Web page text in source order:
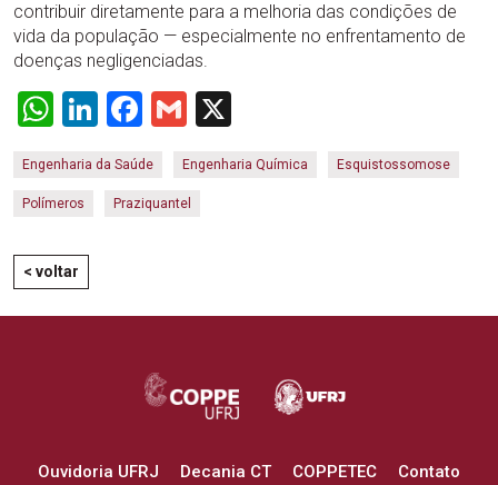
contribuir diretamente para a melhoria das condições de
vida da população — especialmente no enfrentamento de
doenças negligenciadas.
WhatsApp
LinkedIn
Facebook
Gmail
Engenharia da Saúde Engenharia Química Esquistossomose
Polímeros Praziquantel
< voltar
Ouvidoria UFRJ Decania CT COPPETEC Contato